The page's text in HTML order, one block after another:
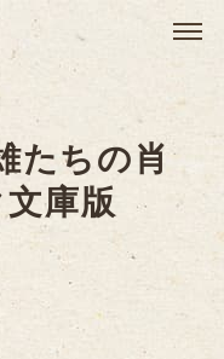
メ
たちの肖
庫版